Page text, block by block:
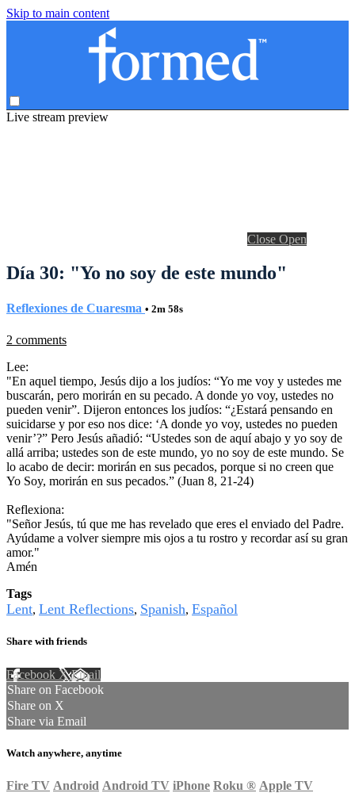
Skip to main content
Live stream preview
Close Open
Día 30: "Yo no soy de este mundo"
Reflexiones de Cuaresma • 2m 58s
2 comments
Lee:
"En aquel tiempo, Jesús dijo a los judíos: “Yo me voy y ustedes me
buscarán, pero morirán en su pecado. A donde yo voy, ustedes no
pueden venir”. Dijeron entonces los judíos: “¿Estará pensando en
suicidarse y por eso nos dice: ‘A donde yo voy, ustedes no pueden
venir’?” Pero Jesús añadió: “Ustedes son de aquí abajo y yo soy de
allá arriba; ustedes son de este mundo, yo no soy de este mundo. Se
lo acabo de decir: morirán en sus pecados, porque si no creen que
Yo Soy, morirán en sus pecados.” (Juan 8, 21-24)
Reflexiona:
"Señor Jesús, tú que me has revelado que eres el enviado del Padre.
Ayúdame a volver siempre mis ojos a tu rostro y recordar así su gran
amor."
Amén
Tags
Lent, Lent Reflections, Spanish, Español
Share with friends
Facebook XEmail
Share on Facebook
Share on X
Share via Email
Watch anywhere, anytime
Fire TV Android Android TV iPhone Roku ® Apple TV